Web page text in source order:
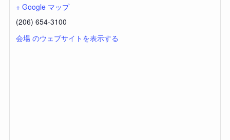
+ Google マップ
(206) 654-3100
会場 のウェブサイトを表示する